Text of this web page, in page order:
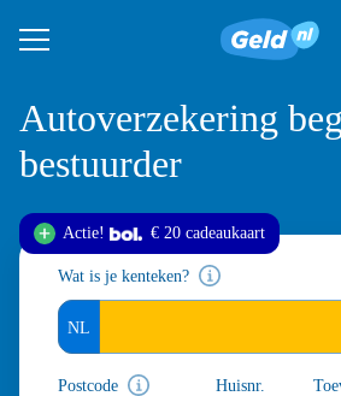
Autoverzekering
bestuurder
Actie! € 20 cadeaukaart
Wat is je kenteken?
Postcode Huisnr.